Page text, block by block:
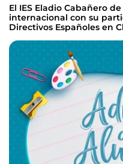
El IES Eladio Cabañero
internacional con su
Directivos Españoles en